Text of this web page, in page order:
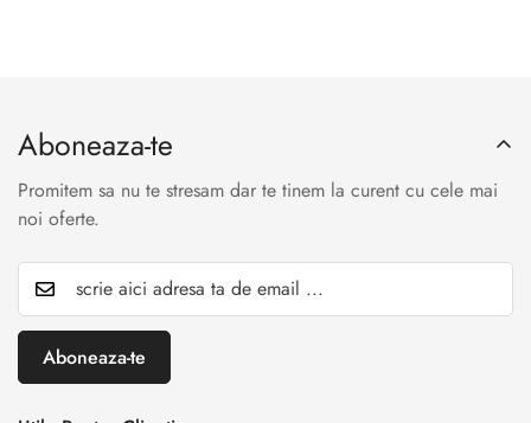
Aboneaza-te
Promitem sa nu te stresam dar te tinem la curent cu cele mai
noi oferte.
Aboneaza-te